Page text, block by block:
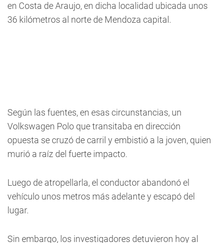
en Costa de Araujo, en dicha localidad ubicada unos
36 kilómetros al norte de Mendoza capital.
Según las fuentes, en esas circunstancias, un
Volkswagen Polo que transitaba en dirección
opuesta se cruzó de carril y embistió a la joven, quien
murió a raíz del fuerte impacto.
Luego de atropellarla, el conductor abandonó el
vehículo unos metros más adelante y escapó del
lugar.
Sin embargo, los investigadores detuvieron hoy al